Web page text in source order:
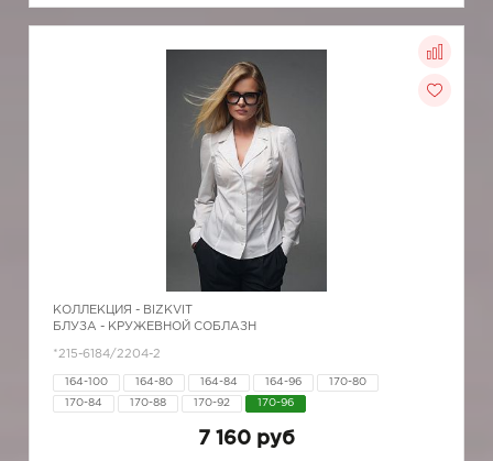
КОЛЛЕКЦИЯ - BIZKVIT
БЛУЗА - КРУЖЕВНОЙ СОБЛАЗН
*215-6184/2204-2
164-100 164-80 164-84 164-96 170-80
170-84 170-88 170-92 170-96
7 160 руб